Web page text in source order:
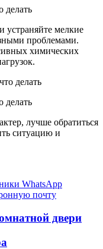
делать
устраняйте мелкие
проблемами.
химических
делать
лучше обратиться
ситуацию и
WhatsApp
почту
двери